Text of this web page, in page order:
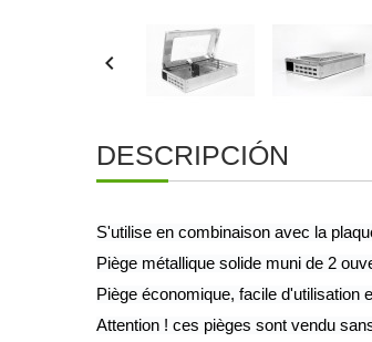

DESCRIPCIÓN
S'utilise en combinaison avec la
Piège métallique solide muni de 2
Piège économique, facile d'utilisation
Attention ! ces pièges sont vendu